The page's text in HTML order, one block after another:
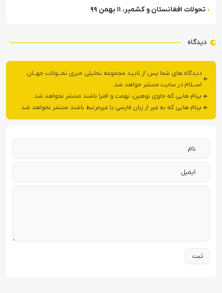
تحولات افغانستان و کشمیر، ۱۱ بهمن ۹۹
دیدگاه
دیدگاه های شما پس از تایید مجموعه تحلیلی خبری تحــولات جهــان
اســلام در سایت منتشر خواهد شد.
پیام هایی که حاوی توهین، تهمت و افترا باشند منتشر نخواهد شد.
پیام هایی که به غیر از زبان فارسی یا غیرمرتبط باشند منتشر نخواهد شد.